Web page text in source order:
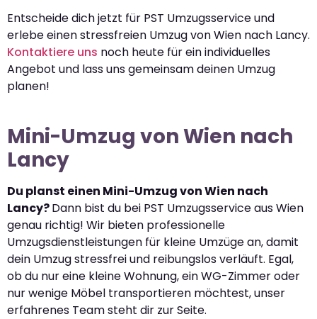
Entscheide dich jetzt für PST Umzugsservice und
erlebe einen stressfreien Umzug von Wien nach Lancy.
Kontaktiere uns noch heute für ein individuelles
Angebot und lass uns gemeinsam deinen Umzug
planen!
Mini-Umzug von Wien nach
Lancy
Du planst einen Mini-Umzug von Wien nach
Lancy?Dann bist du bei PST Umzugsservice aus Wien
genau richtig! Wir bieten professionelle
Umzugsdienstleistungen für kleine Umzüge an, damit
dein Umzug stressfrei und reibungslos verläuft. Egal,
ob du nur eine kleine Wohnung, ein WG-Zimmer oder
nur wenige Möbel transportieren möchtest, unser
erfahrenes Team steht dir zur Seite.